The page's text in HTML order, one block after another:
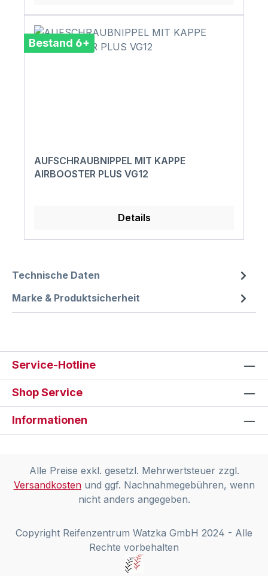
Bestand 6+
AUFSCHRAUBNIPPEL MIT KAPPE
AIRBOOSTER PLUS VG12
Details
Technische Daten
Marke & Produktsicherheit
Service-Hotline
Shop Service
Informationen
Alle Preise exkl. gesetzl. Mehrwertsteuer zzgl.
Versandkostenund ggf. Nachnahmegebühren, wenn
nicht anders angegeben.
Copyright Reifenzentrum Watzka GmbH 2024 - Alle
Rechte vorbehalten